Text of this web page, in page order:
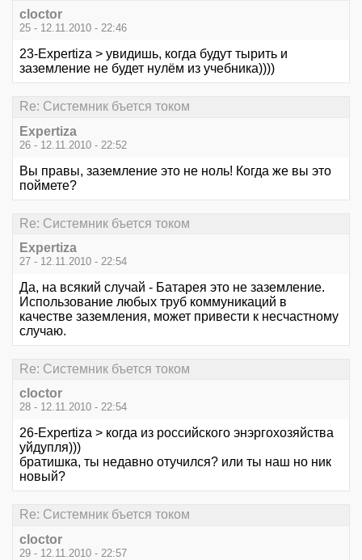
cloctor
25 - 12.11.2010 - 22:46
23-Expertiza > увидишь, когда будут тырить и
заземление не будет нулём из учебника))))
Re: Системник бъется током
Expertiza
26 - 12.11.2010 - 22:52
Вы правы, заземление это не ноль! Когда же вы это
поймете?
Re: Системник бъется током
Expertiza
27 - 12.11.2010 - 22:54
Да, на всякий случай - Батарея это не заземление.
Использование любых труб коммуникаций в
качестве заземления, может привести к несчастному
случаю.
Re: Системник бъется током
cloctor
28 - 12.11.2010 - 22:54
26-Expertiza > когда из российского энэргохозяйства
уйдупля)))
братишка, ты недавно отучился? или ты наш но ник
новый?
Re: Системник бъется током
cloctor
29 - 12.11.2010 - 22:57